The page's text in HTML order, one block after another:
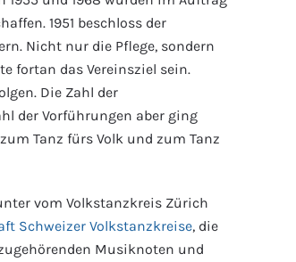
1951 beschloss der
Nicht nur die Pflege, sondern
fortan das Vereinsziel sein.
Die Zahl der
der Vorführungen aber ging
Tanz fürs Volk und zum Tanz
vom Volkstanzkreis Zürich
Schweizer Volkstanzkreise, die
Musiknoten und